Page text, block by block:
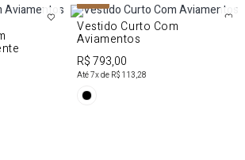
Vestido Curto Com
Aviamentos
R$ 793,00
Até7x de R$ 113,28